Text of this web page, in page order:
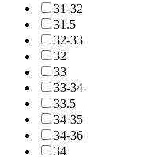
31-32
31.5
32-33
32
33
33-34
33.5
34-35
34-36
34